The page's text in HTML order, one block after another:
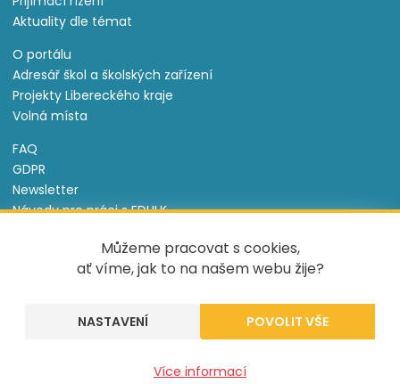
Můžeme pracovat s cookies,
ať víme, jak to na našem webu žije?
NASTAVENÍ
Více informací
Aktuality dle témat
O portálu
Adresář škol a školských zařízení
Projekty Libereckého kraje
Volná místa
FAQ
GDPR
Newsletter
Návody pro práci s EDULK
Nastavení cookies
Informace o souborech cookie
Tento projekt je spolufinancován Evropským sociálním
fondem a státním rozpočtem České republiky.